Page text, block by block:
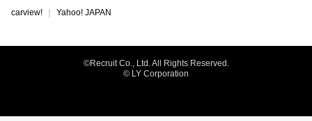
carview! Yahoo! JAPAN
©Recruit Co., Ltd. All Rights Reserved.
© LY Corporation